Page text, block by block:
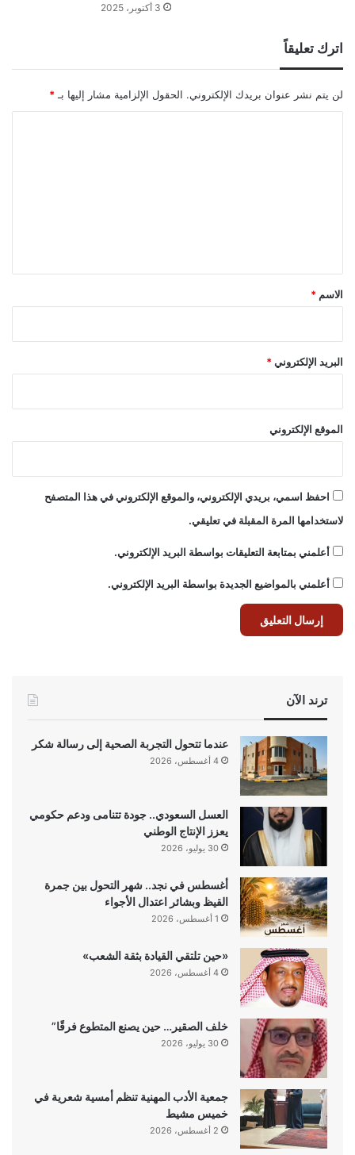
3 أكتوبر، 2025
اترك تعليقاً
لن يتم نشر عنوان بريدك الإلكتروني. الحقول الإلزامية مشار إليها بـ*
*
الاسم *
البريد الإلكتروني*
الموقع الإلكتروني
احفظ اسمي، بريدي الإلكتروني، والموقع الإلكتروني في هذا المتصفح
لاستخدامها المرة المقبلة في تعليقي.
أعلمني بمتابعة التعليقات بواسطة البريد الإلكتروني.
أعلمني بالمواضيع الجديدة بواسطة البريد الإلكتروني.
ترند الآن
عندما تتحول التجربة الصحية إلى رسالة شكر
4 أغسطس، 2026
العسل السعودي.. جودة تتنامى ودعم حكومي
يعزز الإنتاج الوطني
30 يوليو، 2026
أغسطس في نجد.. شهر التحول بين جمرة
القيظ وبشائر اعتدال الأجواء
1 أغسطس، 2026
«حين تلتقي القيادة بثقة الشعب»
4 أغسطس، 2026
خلف الصقير… حين يصنع المتطوع فرقًا”
30 يوليو، 2026
جمعية الأدب المهنية تنظم أمسية شعرية في
خميس مشيط
2 أغسطس، 2026